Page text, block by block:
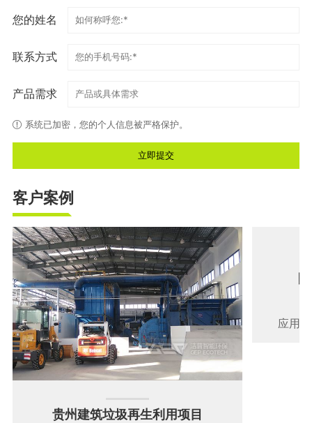
您的姓名
联系方式
产品需求
系统已加密，您的个人信息被严格保护。
客户案例
贵州建筑垃圾再生利用项目
应用